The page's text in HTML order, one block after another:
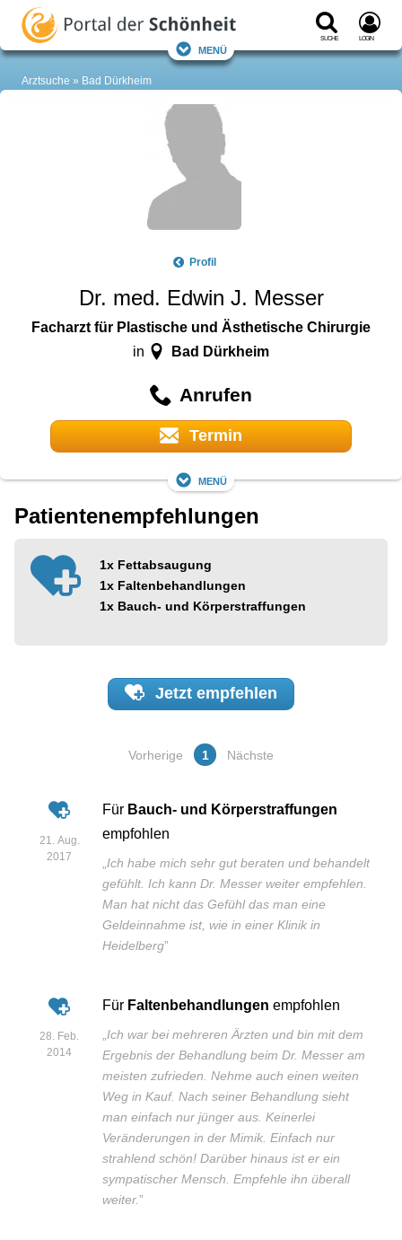
Suche Login
Menü
Arztsuche Bad Dürkheim
Profil
Dr. med. Edwin J. Messer
Facharzt für Plastische und Ästhetische Chirurgie
in Bad Dürkheim
Anrufen
Termin
Menü
Patientenempfehlungen
1x Fettabsaugung
1x Faltenbehandlungen
1x Bauch- und Körperstraffungen
Jetzt empfehlen
Vorherige 1 Nächste
21. Aug.
2017
Für Bauch- und Körperstraffungen
empfohlen
Ich habe mich sehr gut beraten und behandelt
gefühlt. Ich kann Dr. Messer weiter empfehlen.
Man hat nicht das Gefühl das man eine
Geldeinnahme ist, wie in einer Klinik in
Heidelberg”
28. Feb.
2014
Für Faltenbehandlungen empfohlen
Ich war bei mehreren Ärzten und bin mit dem
Ergebnis der Behandlung beim Dr. Messer am
meisten zufrieden. Nehme auch einen weiten
Weg in Kauf. Nach seiner Behandlung sieht
man einfach nur jünger aus. Keinerlei
Veränderungen in der Mimik. Einfach nur
strahlend schön! Darüber hinaus ist er ein
sympatischer Mensch. Empfehle ihn überall
weiter.”